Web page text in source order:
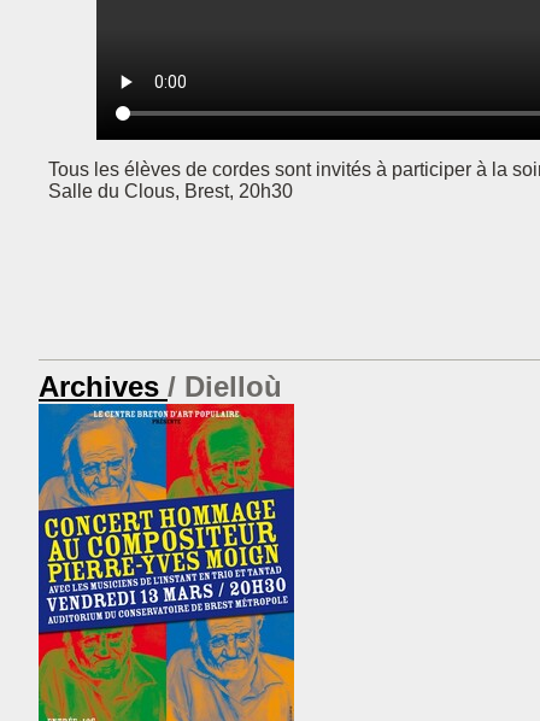
Tous les élèves de cordes sont invités à participer à la
Salle du Clous, Brest, 20h30
Archives Dielloù